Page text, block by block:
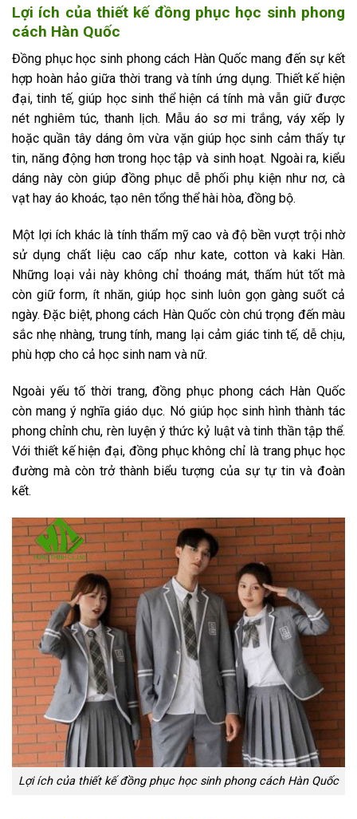
Lợi ích của thiết kế đồng phục học sinh phong
cách Hàn Quốc
Đồng phục học sinh phong cách Hàn Quốc mang đến sự kết
hợp hoàn hảo giữa thời trang và tính ứng dụng. Thiết kế hiện
đại, tinh tế, giúp học sinh thể hiện cá tính mà vẫn giữ được
nét nghiêm túc, thanh lịch. Mẫu áo sơ mi trắng, váy xếp ly
hoặc quần tây dáng ôm vừa vặn giúp học sinh cảm thấy tự
tin, năng động hơn trong học tập và sinh hoạt. Ngoài ra, kiểu
dáng này còn giúp đồng phục dễ phối phụ kiện như nơ, cà
vạt hay áo khoác, tạo nên tổng thể hài hòa, đồng bộ.
Một lợi ích khác là tính thẩm mỹ cao và độ bền vượt trội nhờ
sử dụng chất liệu cao cấp như kate, cotton và kaki Hàn.
Những loại vải này không chỉ thoáng mát, thấm hút tốt mà
còn giữ form, ít nhăn, giúp học sinh luôn gọn gàng suốt cả
ngày. Đặc biệt, phong cách Hàn Quốc còn chú trọng đến màu
sắc nhẹ nhàng, trung tính, mang lại cảm giác tinh tế, dễ chịu,
phù hợp cho cả học sinh nam và nữ.
Ngoài yếu tố thời trang, đồng phục phong cách Hàn Quốc
còn mang ý nghĩa giáo dục. Nó giúp học sinh hình thành tác
phong chỉnh chu, rèn luyện ý thức kỷ luật và tinh thần tập thể.
Với thiết kế hiện đại, đồng phục không chỉ là trang phục học
đường mà còn trở thành biểu tượng của sự tự tin và đoàn
kết.
Lợi ích của thiết kế đồng phục học sinh phong cách Hàn Quốc